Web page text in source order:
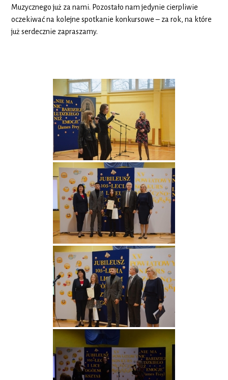
Muzycznego już za nami. Pozostało nam jedynie cierpliwie
oczekiwać na kolejne spotkanie konkursowe – za rok, na które
już serdecznie zapraszamy.